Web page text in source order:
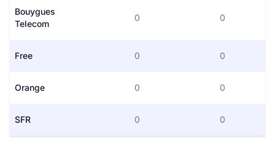
Bouygues
Telecom
0 0
Free 0 0
Orange 0 0
SFR 0 0